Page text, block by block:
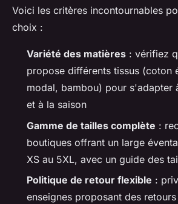
Voici les critères incontournables
choix :
Variété des matières : vérifiez
propose différents tissus (coton
modal, bambou) pour s'adapter
et à la saison
Gamme de tailles complète :
boutiques offrant un large
XS au 5XL, avec un guide des
Politique de retour flexible :
enseignes proposant des